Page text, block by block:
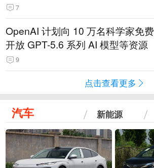
7
OpenAI 计划向 10 万名科学家免费
开放 GPT-5.6 系列 AI 模型等资源
9
点击查看更多
汽车 新能源